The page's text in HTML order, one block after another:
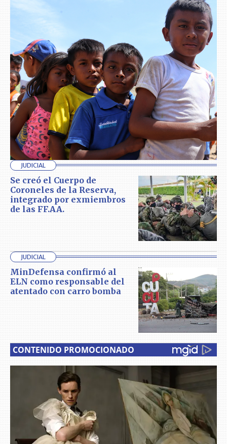
JUDICIAL
Se creó el Cuerpo de
Coroneles de la Reserva,
integrado por exmiembros
de las FF.AA.
JUDICIAL
MinDefensa confirmó al
ELN como responsable del
atentado con carro bomba